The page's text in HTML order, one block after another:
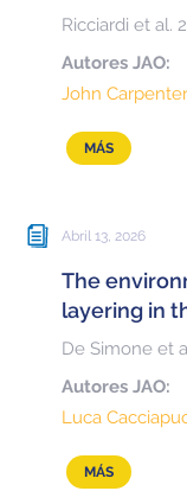
Ricciardi et al.
Autores JAO:
John Carpenter
MÁS
Abril 13, 2026
The
layering in
De Simone et
Autores JAO:
Luca
MÁS